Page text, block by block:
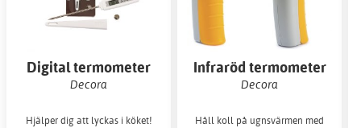
Digital termometer
med lång sticka
Decora
Hjälper dig att lyckas i köket!
Infraröd termometer
Decora
Håll koll på ugnsvärmen med